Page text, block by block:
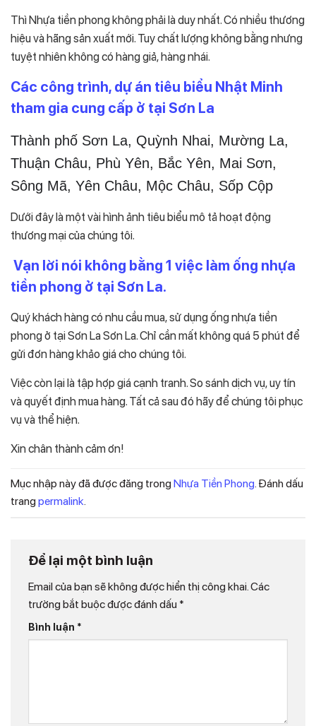
Thì Nhựa tiền phong không phải là duy nhất. Có nhiều thương
hiệu và hãng sản xuất mới. Tuy chất lượng không bằng nhưng
tuyệt nhiên không có hàng giả, hàng nhái.
Các công trình, dự án tiêu biểu Nhật Minh
tham gia cung cấp ở tại Sơn La
Thành phố Sơn La, Quỳnh Nhai, Mường La,
Thuận Châu, Phù Yên, Bắc Yên, Mai Sơn,
Sông Mã, Yên Châu, Mộc Châu, Sốp Cộp
Dưới đây là một vài hình ảnh tiêu biểu mô tả hoạt động
thương mại của chúng tôi.
Vạn lời nói không bằng 1 việc làm ống nhựa
tiền phong ở tại Sơn La.
Quý khách hàng có nhu cầu mua, sử dụng ống nhựa tiền
phong ở tại Sơn La Sơn La. Chỉ cần mất không quá 5 phút để
gửi đơn hàng khảo giá cho chúng tôi.
Việc còn lại là tập hợp giá cạnh tranh. So sánh dịch vụ, uy tín
và quyết định mua hàng. Tất cả sau đó hãy để chúng tôi phục
vụ và thể hiện.
Xin chân thành cảm ơn!
Mục nhập này đã được đăng trong Nhựa Tiền Phong. Đánh dấu
trang permalink.
Để lại một bình luận
Email của bạn sẽ không được hiển thị công khai.Các
trường bắt buộc được đánh dấu *
Bình luận *